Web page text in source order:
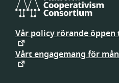
Platform
Cooperativism
Consortium
Vår policy rörande
Vårt engagemang för